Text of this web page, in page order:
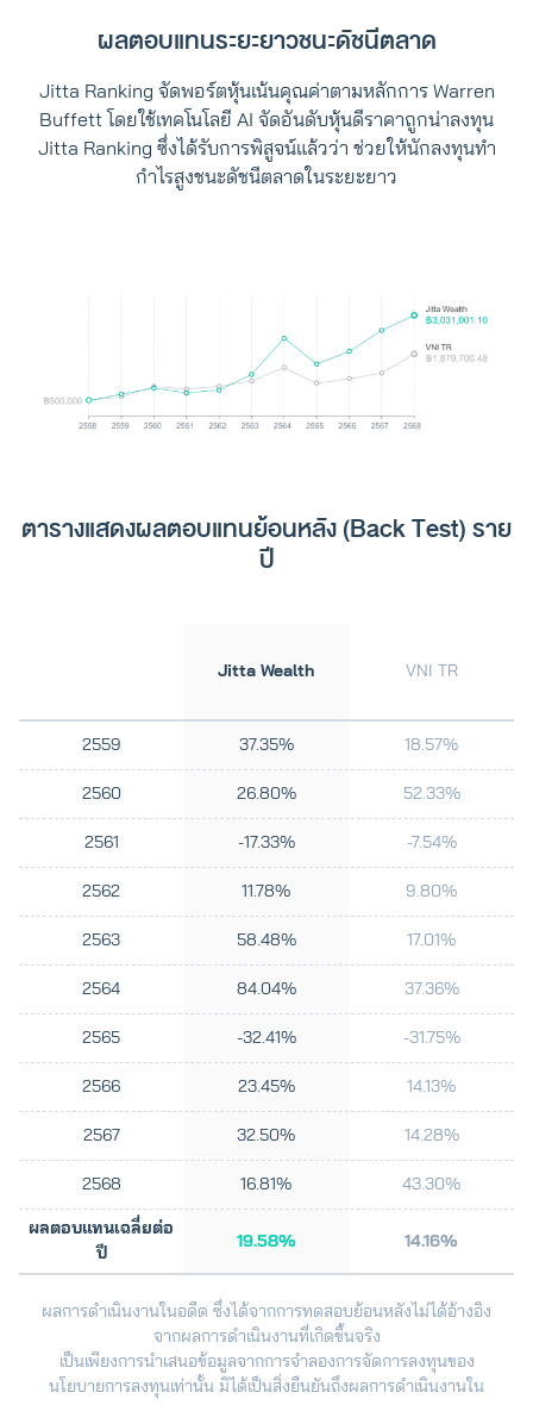
ผลตอบแทนระยะยาวชนะดัชนีตลาด
Jitta Ranking จัดพอร์ตหุ้นเน้นคุณค่าตามหลักการ Warren
Buffett โดยใช้เทคโนโลยี AI จัดอันดับหุ้นดีราคาถูกน่าลงทุน
Jitta Ranking ซึ่งได้รับการพิสูจน์แล้วว่า ช่วยให้นักลงทุนทำ
กำไรสูงชนะดัชนีตลาดในระยะยาว
ตารางแสดงผลตอบแทนย้อนหลัง (Back Test) ราย
ปี
Jitta Wealth VNI TR
2559 37.35% 18.57%
2560 26.80% 52.33%
2561 -17.33% -7.54%
2562 11.78% 9.80%
2563 58.48% 17.01%
2564 84.04% 37.36%
2565 -32.41% -31.75%
2566 23.45% 14.13%
2567 32.50% 14.28%
2568 16.81% 43.30%
ผลตอบแทนเฉลี่ยต่อ
ปี
19.58% 14.16%
ผลการดำเนินงานในอดีต ซึ่งได้จากการทดสอบย้อนหลังไม่ได้อ้างอิง
จากผลการดำเนินงานที่เกิดขึ้นจริง
เป็นเพียงการนำเสนอข้อมูลจากการจำลองการจัดการลงทุนของ
นโยบายการลงทุนเท่านั้น มิได้เป็นสิ่งยืนยันถึงผลการดำเนินงานใน